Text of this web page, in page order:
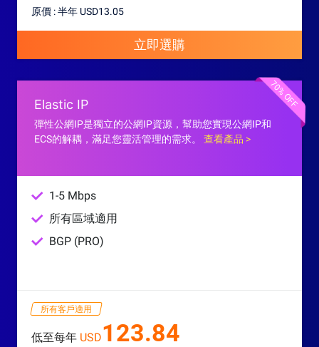
原價 : 半年 USD13.05
立即選購
Elastic IP
彈性公網IP是獨立的公網IP資源，幫助您實現公網IP和
ECS的解耦，滿足您靈活管理的需求。 查看產品 >
70% OFF
1-5 Mbps
所有區域適用
BGP (PRO)
所有客戶適用
低至每年 USD123.84